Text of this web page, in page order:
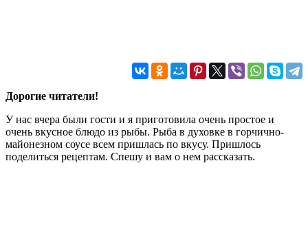
Дорогие читатели!
У нас вчера были гости и я приготовила очень простое и
очень вкусное блюдо из рыбы. Рыба в духовке в горчично-
майонезном соусе всем пришлась по вкусу. Пришлось
поделиться рецептам. Спешу и вам о нем рассказать.